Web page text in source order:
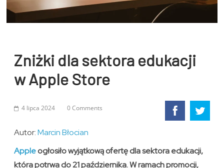
Zniżki dla sektora edukacji
w Apple Store
4 lipca 2024 0 Comments
Autor:Marcin Błocian
Appleogłosiło wyjątkową ofertę dla sektora edukacji,
która potrwa do 21 października. W ramach promocji,